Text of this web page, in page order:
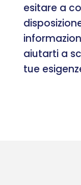
esitare a
aiutarti a
tue